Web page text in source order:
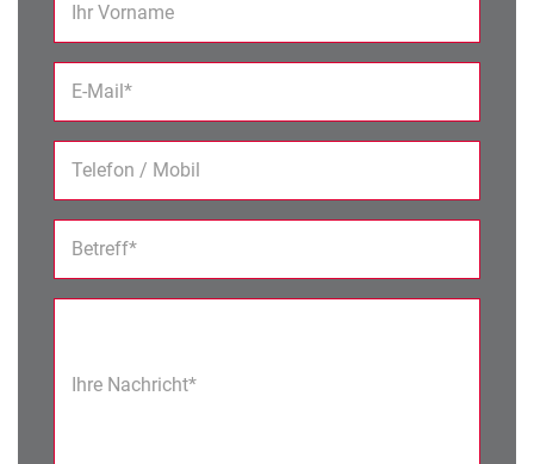
Ihr Vorname
E-Mail*
Telefon / Mobil
Betreff*
Ihre Nachricht*